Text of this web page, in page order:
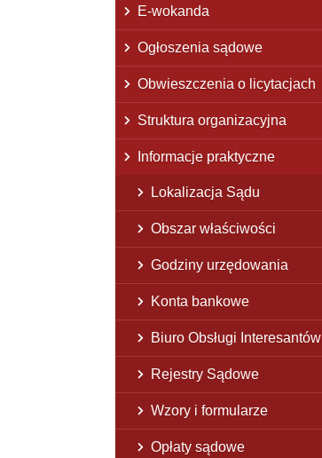
E-wokanda
Ogłoszenia sądowe
Obwieszczenia o licytacjach
Struktura organizacyjna
Informacje praktyczne
Lokalizacja Sądu
Obszar właściwości
Godziny urzędowania
Konta bankowe
Biuro Obsługi Interesantów
Rejestry Sądowe
Wzory i formularze
Opłaty sądowe